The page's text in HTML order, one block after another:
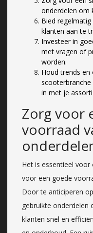
onderdelen om
Bied
klanten aan te
Investeer in
met vragen of
worden.
Houd trends en
scooterbranche
in met je
Zorg voor
voorraad
Het is essentieel
voor een goede
Door te anticiperen
gebruikte onderdelen
klanten snel en